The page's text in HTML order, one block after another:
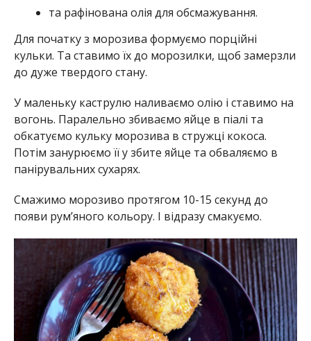
та рафінована олія для обсмажування.
Для початку з морозива формуємо порційні
кульки. Та ставимо їх до морозилки, щоб замерзли
до дуже твердого стану.
У маленьку каструлю наливаємо олію і ставимо на
вогонь. Паралельно збиваємо яйце в піалі та
обкатуємо кульку морозива в стружці кокоса.
Потім занурюємо її у збите яйце та обваляємо в
панірувальних сухарях.
Смажимо морозиво протягом 10-15 секунд до
появи рум’яного кольору. І відразу смакуємо.